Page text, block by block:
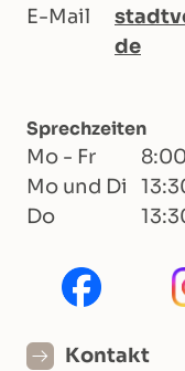
E-Mail
de
Sprechzeiten
Mo - Fr
Mo und Di
Do
Kontakt